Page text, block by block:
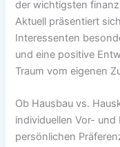
der wichtigsten
Aktuell präsentiert
Interessenten
und eine positive
Traum vom eigenen
Ob Hausbau vs.
individuellen Vor- und
persönlichen